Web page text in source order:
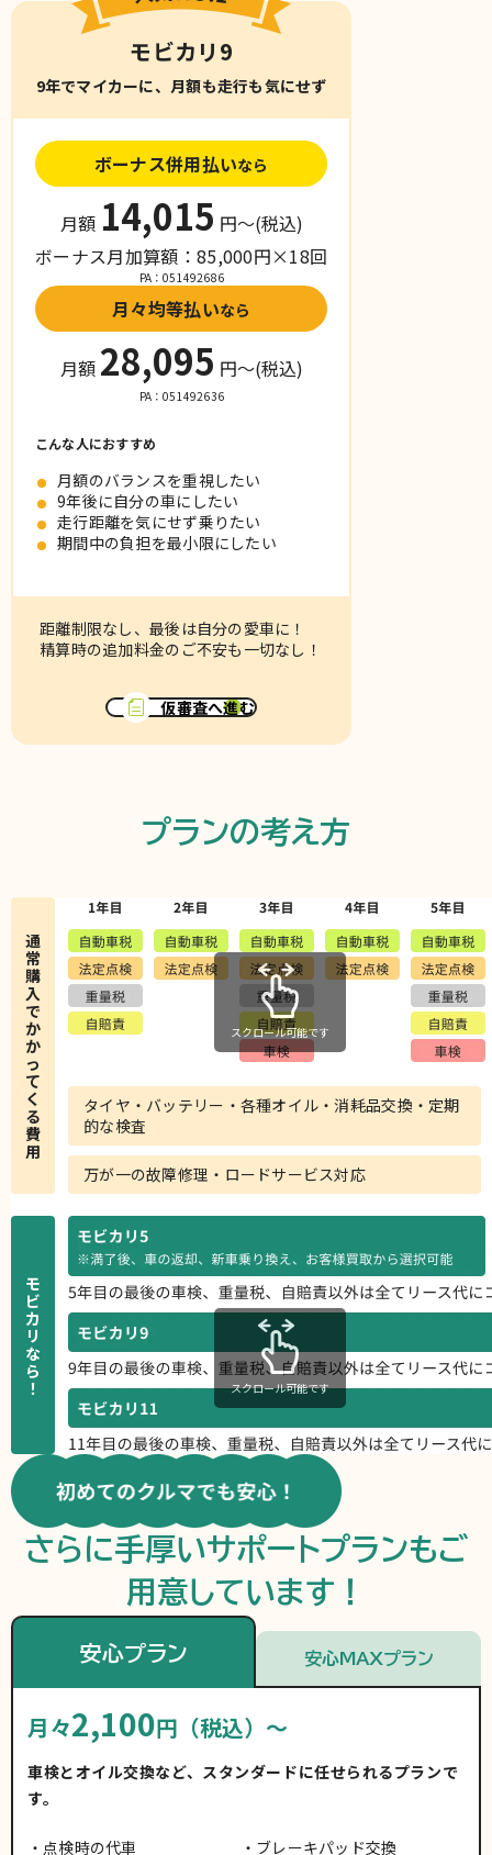
モビカリ9
9年でマイカーに、月額も走行も気にせず
ボーナス併用払いなら
月額 14,015 円〜(税込)
ボーナス月加算額：85,000円×18回
PA：051492686
月々均等払いなら
月額 28,095 円〜(税込)
PA：051492636
こんな人におすすめ
月額のバランスを重視したい
9年後に自分の車にしたい
走行距離を気にせず乗りたい
期間中の負担を最小限にしたい
距離制限なし、最後は自分の愛車に！
精算時の追加料金のご不安も一切なし！
仮審査へ進む
プランの考え方
通
常
購
入
で
か
か
っ
て
く
る
費
用
タイヤ・バッテリー・各種オイル・消耗品交換・定期
的な検査
万が一の故障修理・ロードサービス対応
スクロール可能です
モ
ビ
カ
リ
な
ら
！
スクロール可能です
さらに手厚いサポートプランもご
用意しています！
安心プラン 安心MAXプラン
月々2,100円（税込）～
車検とオイル交換など、スタンダードに任せられるプランで
す。
点検時の代車 ブレーキパッド交換